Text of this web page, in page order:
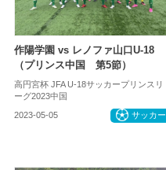
作陽学園 vs レノファ山口U-18
（プリンス中国 第5節）
高円宮杯 JFA U-18サッカープリンスリ
ーグ2023中国
2023-05-05 サッカー